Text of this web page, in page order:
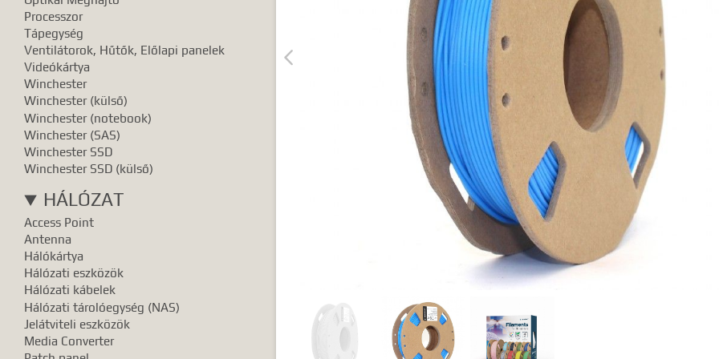
Pontos egyezéshez mindkét esetben használhatja az idézőjeleket:
Processzor
Tápegység
Ventilátorok, Hűtők, Előlapi panelek
Videókártya
Winchester
Winchester (külső)
Winchester (notebook)
Winchester (SAS)
Winchester SSD
Winchester SSD (külső)
HÁLÓZAT
Access Point
Antenna
Hálókártya
Hálózati eszközök
Hálózati kábelek
Hálózati tárolóegység (NAS)
Jelátviteli eszközök
Media Converter
